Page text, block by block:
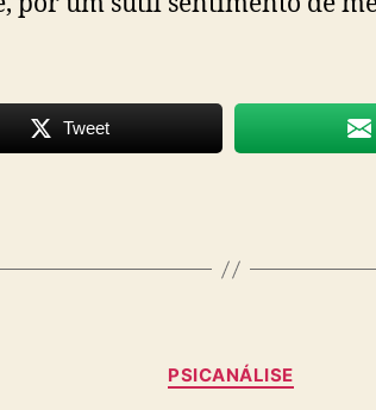
Tweet
Categorias
PSICANÁLISE